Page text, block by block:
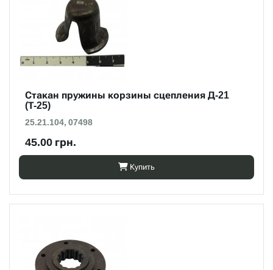
Стакан пружины корзины сцепления Д-21
(Т-25)
25.21.104, 07498
45.00 грн.
Купить